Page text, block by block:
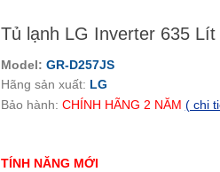
Tủ lạnh LG Inverter 635 Lít
Model: GR-D257JS
Hãng sản xuất: LG
Bảo hành: CHÍNH HÃNG 2 NĂM ( chi
TÍNH NĂNG MỚI